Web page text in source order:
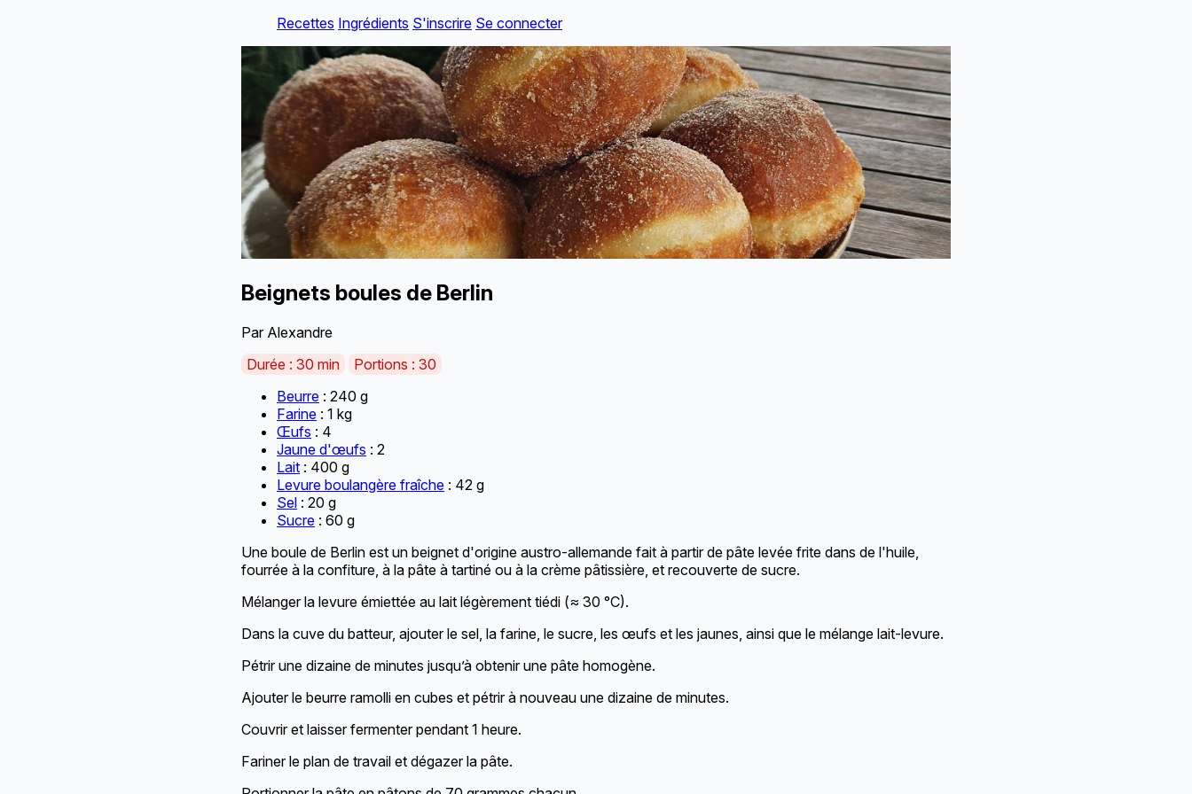
Recettes Ingrédients S'inscrire Se connecter
Beignets boules de Berlin
Par Alexandre
Durée : 30 min
Portions : 30
Beurre : 240 g
Farine : 1 kg
Œufs : 4
Jaune d'œufs : 2
Lait : 400 g
Levure boulangère fraîche : 42 g
Sel : 20 g
Sucre : 60 g
Une boule de Berlin est un beignet d'origine austro-allemande fait à partir de pâte levée frite dans de l'huile,
fourrée à la confiture, à la pâte à tartiné ou à la crème pâtissière, et recouverte de sucre.
Mélanger la levure émiettée au lait légèrement tiédi (≈ 30 °C).
Dans la cuve du batteur, ajouter le sel, la farine, le sucre, les œufs et les jaunes, ainsi que le mélange lait-levure.
Pétrir une dizaine de minutes jusqu’à obtenir une pâte homogène.
Ajouter le beurre ramolli en cubes et pétrir à nouveau une dizaine de minutes.
Couvrir et laisser fermenter pendant 1 heure.
Fariner le plan de travail et dégazer la pâte.